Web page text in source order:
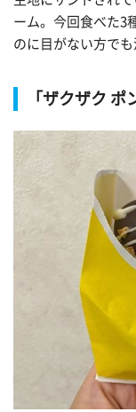
ーム。今回食べた3
のに目がない方でも
「ザクザク ポ